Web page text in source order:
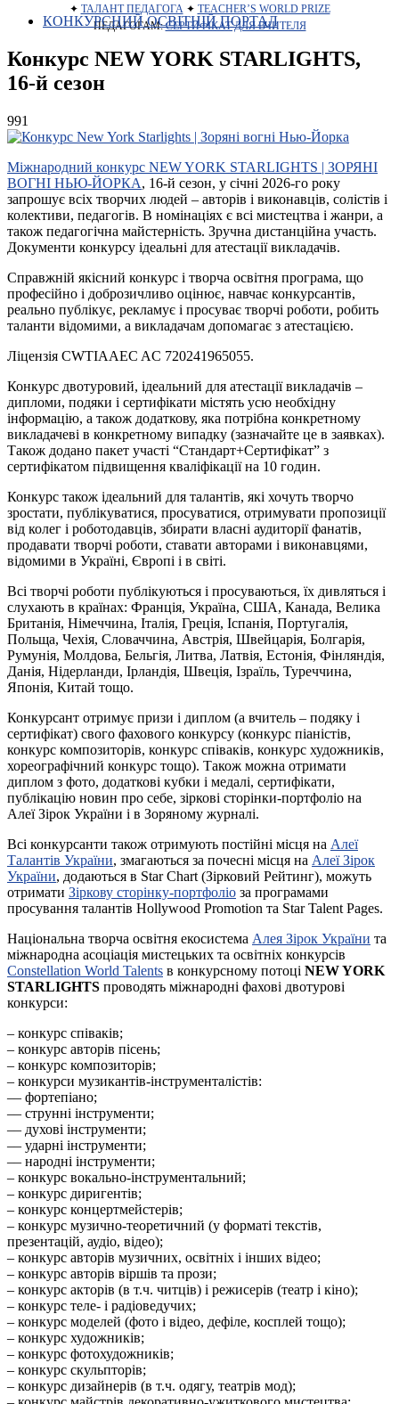
✦ ТАЛАНТ ПЕДАГОГА✦ TEACHER’S WORLD PRIZE
ПЕДАГОГАМ:СЕРТИФІКАТ ДЛЯ ВЧИТЕЛЯ
КОНКУРСНИЙ ОСВІТНІЙ ПОРТАЛ
Конкурс NEW YORK STARLIGHTS,
16-й сезон
991
Міжнародний конкурс NEW YORK STARLIGHTS | ЗОРЯНІ
ВОГНІ НЬЮ-ЙОРКА, 16-й сезон, у січні 2026-го року
запрошує всіх творчих людей – авторів і виконавців, солістів і
колективи, педагогів. В номінаціях є всі мистецтва і жанри, а
також педагогічна майстерність. Зручна дистанційна участь.
Документи конкурсу ідеальні для атестації викладачів.
Справжній якісний конкурс і творча освітня програма, що
професійно і доброзичливо оцінює, навчає конкурсантів,
реально публікує, рекламує і просуває творчі роботи, робить
таланти відомими, а викладачам допомагає з атестацією.
Ліцензія CWTIAAEC AC 720241965055.
Конкурс двотуровий, ідеальний для атестації викладачів –
дипломи, подяки і сертифікати містять усю необхідну
інформацію, а також додаткову, яка потрібна конкретному
викладачеві в конкретному випадку (зазначайте це в заявках).
Також додано пакет участі “Стандарт+Сертифікат” з
сертифікатом підвищення кваліфікації на 10 годин.
Конкурс також ідеальний для талантів, які хочуть творчо
зростати, публікуватися, просуватися, отримувати пропозиції
від колег і роботодавців, збирати власні аудиторії фанатів,
продавати творчі роботи, ставати авторами і виконавцями,
відомими в Україні, Європі і в світі.
Всі творчі роботи публікуються і просуваються, їх дивляться і
слухають в країнах: Франція, Україна, США, Канада, Велика
Британія, Німеччина, Італія, Греція, Іспанія, Португалія,
Польща, Чехія, Словаччина, Австрія, Швейцарія, Болгарія,
Румунія, Молдова, Бельгія, Литва, Латвія, Естонія, Фінляндія,
Данія, Нідерланди, Ірландія, Швеція, Ізраїль, Туреччина,
Японія, Китай тощо.
Конкурсант отримує призи і диплом (а вчитель – подяку і
сертифікат) свого фахового конкурсу (конкурс піаністів,
конкурс композиторів, конкурс співаків, конкурс художників,
хореографічний конкурс тощо). Також можна отримати
диплом з фото, додаткові кубки і медалі, сертифікати,
публікацію новин про себе, зіркові сторінки-портфоліо на
Алеї Зірок України і в Зоряному журналі.
Всі конкурсанти також отримують постійні місця на Алеї
Талантів України, змагаються за почесні місця на Алеї Зірок
України, додаються в Star Chart (Зірковий Рейтинг), можуть
отримати Зіркову сторінку-портфоліо за програмами
просування талантів Hollywood Promotion та Star Talent Pages.
Національна творча освітня екосистема Алея Зірок України та
міжнародна асоціація мистецьких та освітніх конкурсів
Constellation World Talents в конкурсному потоці NEW YORK
STARLIGHTS проводять міжнародні фахові двотурові
конкурси:
– конкурс співаків;
– конкурс авторів пісень;
– конкурс композиторів;
– конкурси музикантів-інструменталістів:
–– фортепіано;
–– струнні інструменти;
–– духові інструменти;
–– ударні інструменти;
–– народні інструменти;
– конкурс вокально-інструментальний;
– конкурс диригентів;
– конкурс концертмейстерів;
– конкурс музично-теоретичний (у форматі текстів,
презентацій, аудіо, відео);
– конкурс авторів музичних, освітніх і інших відео;
– конкурс авторів віршів та прози;
– конкурс акторів (в т.ч. читців) і режисерів (театр і кіно);
– конкурс теле- і радіоведучих;
– конкурс моделей (фото і відео, дефіле, косплей тощо);
– конкурс художників;
– конкурс фотохудожників;
– конкурс скульпторів;
– конкурс дизайнерів (в т.ч. одягу, театрів мод);